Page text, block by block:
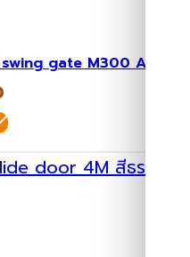
gate M300 ATG-